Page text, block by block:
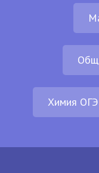
Химия ОГЭ